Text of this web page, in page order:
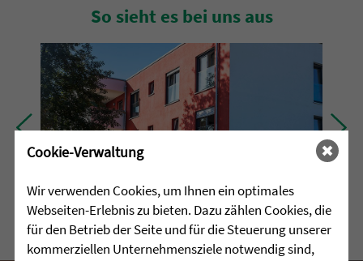
So sieht es bei uns aus
Cookie-Verwaltung
Wir verwenden Cookies, um Ihnen ein optimales
Webseiten-Erlebnis zu bieten. Dazu zählen Cookies, die
für den Betrieb der Seite und für die Steuerung unserer
kommerziellen Unternehmensziele notwendig sind,